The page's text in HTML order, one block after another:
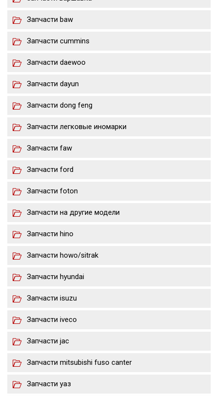
Запчасти baw
Запчасти cummins
Запчасти daewoo
Запчасти dayun
Запчасти dong feng
Запчасти легковые иномарки
Запчасти faw
Запчасти ford
Запчасти foton
Запчасти на другие модели
Запчасти hino
Запчасти howo/sitrak
Запчасти hyundai
Запчасти isuzu
Запчасти iveco
Запчасти jac
Запчасти mitsubishi fuso canter
Запчасти уаз